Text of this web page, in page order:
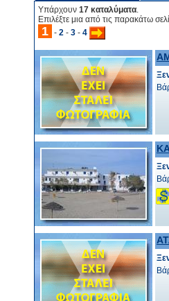
Υπάρχουν 17 καταλύματα.
Επιλέξτε μια από τις παρακάτω
1 - 2 - 3 - 4